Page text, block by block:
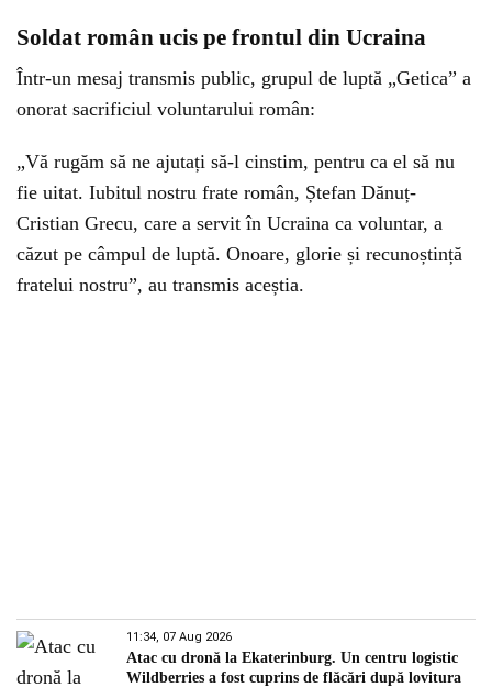
Soldat român ucis pe frontul din Ucraina
Într-un mesaj transmis public, grupul de luptă „Getica” a
onorat sacrificiul voluntarului român:
„Vă rugăm să ne ajutați să-l cinstim, pentru ca el să nu
fie uitat. Iubitul nostru frate român, Ștefan Dănuț-
Cristian Grecu, care a servit în Ucraina ca voluntar, a
căzut pe câmpul de luptă. Onoare, glorie și recunoștință
fratelui nostru”, au transmis aceștia.
11:34, 07 Aug 2026
Atac cu dronă la Ekaterinburg. Un centru logistic
Wildberries a fost cuprins de flăcări după lovitura